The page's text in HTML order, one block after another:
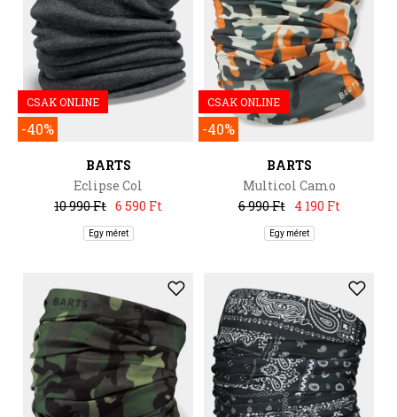
CSAK ONLINE
-40%
BARTS
Eclipse Col
10 990 Ft 6 590 Ft
Egy méret
CSAK ONLINE
-40%
BARTS
Multicol Camo
6 990 Ft
4 190 Ft
Egy méret